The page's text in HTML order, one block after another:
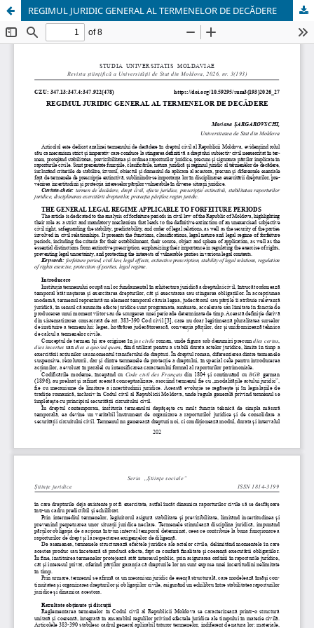
REGIMUL JURIDIC GENERAL AL TERMENELOR DE DECĂDERE